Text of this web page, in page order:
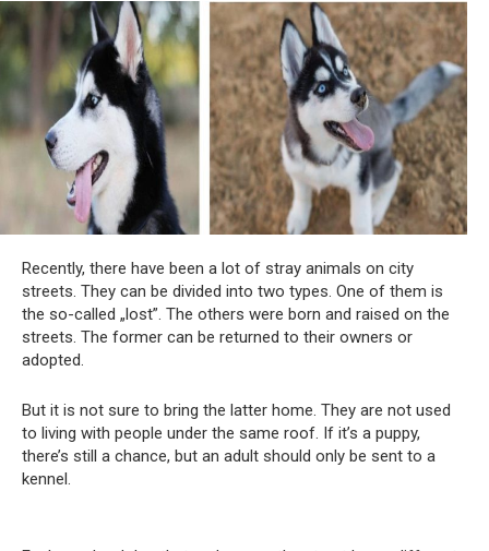
Recently, there have been a lot of stray animals on city
streets. They can be divided into two types. One of them is
the so-called „lost”. The others were born and raised on the
streets. The former can be returned to their owners or
adopted.
But it is not sure to bring the latter home. They are not used
to living with people under the same roof. If it’s a puppy,
there’s still a chance, but an adult should only be sent to a
kennel.